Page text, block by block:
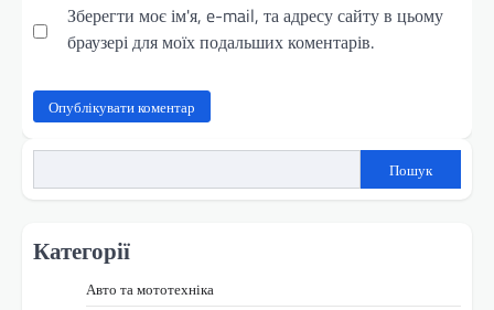
Зберегти моє ім'я, e-mail, та адресу сайту в цьому
браузері для моїх подальших коментарів.
Пошук
Категорії
Авто та мототехніка